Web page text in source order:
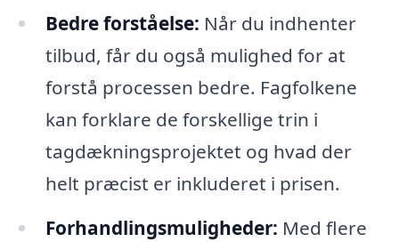
Bedre forståelse: Når du indhenter
tilbud, får du også mulighed for at
forstå processen bedre. Fagfolkene
kan forklare de forskellige trin i
tagdækningsprojektet og hvad der
helt præcist er inkluderet i prisen.
Forhandlingsmuligheder: Med flere